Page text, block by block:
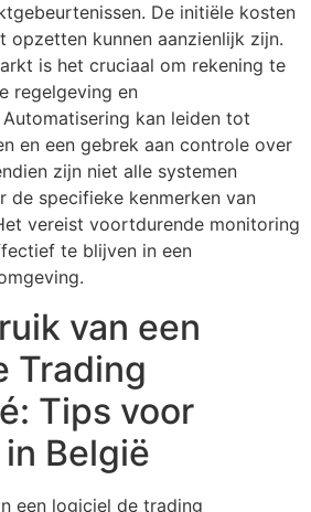
De initiële kosten
opzetten kunnen aanzienlijk zijn.
is het cruciaal om rekening te
regelgeving en
kan leiden tot
en een gebrek aan controle over
zijn niet alle systemen
de specifieke kenmerken van
vereist voortdurende monitoring
te blijven in een
van een
Trading
Tips voor
België
een logiciel de trading